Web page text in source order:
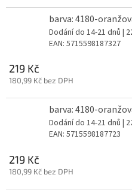
barva: 4180-
Dodání do 14-21 dnů |
EAN: 5715598187327
219 Kč
180,99 Kč bez DPH
barva: 4180-
Dodání do 14-21 dnů |
EAN: 5715598187723
219 Kč
180,99 Kč bez DPH